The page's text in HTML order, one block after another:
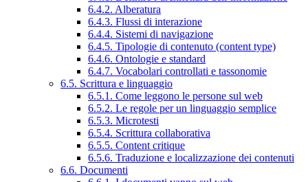
6.4.2. Alberatura
6.4.3. Flussi di interazione
6.4.4. Sistemi di navigazione
6.4.5. Tipologie di contenuto (content type)
6.4.6. Ontologie e standard
6.4.7. Vocabolari controllati e tassonomie
6.5. Scrittura e linguaggio
6.5.1. Come leggono le persone sul web
6.5.2. Le regole per un linguaggio semplice
6.5.3. Microtesti
6.5.4. Scrittura collaborativa
6.5.5. Content critique
6.5.6. Traduzione e localizzazione dei contenuti
6.6. Documenti